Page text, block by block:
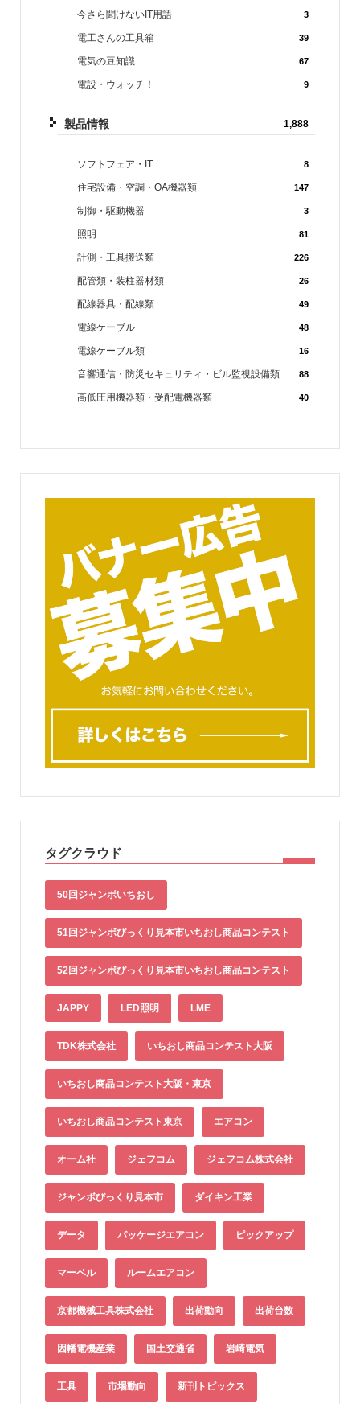
今さら聞けないIT用語 3
電工さんの工具箱 39
電気の豆知識 67
電設・ウォッチ！ 9
製品情報 1,888
ソフトフェア・IT 8
住宅設備・空調・OA機器類 147
制御・駆動機器 3
照明 81
計測・工具搬送類 226
配管類・装柱器材類 26
配線器具・配線類 49
電線ケーブル 48
電線ケーブル類 16
音響通信・防災セキュリティ・ビル監視設備類 88
高低圧用機器類・受配電機器類 40
タグクラウド
50回ジャンボいちおし
51回ジャンボびっくり見本市いちおし商品コンテスト
52回ジャンボびっくり見本市いちおし商品コンテスト
JAPPY LED照明 LME
TDK株式会社 いちおし商品コンテスト大阪
いちおし商品コンテスト大阪・東京
いちおし商品コンテスト東京 エアコン
オーム社 ジェフコム ジェフコム株式会社
ジャンボびっくり見本市 ダイキン工業
データ パッケージエアコン ピックアップ
マーベル ルームエアコン
京都機械工具株式会社 出荷動向 出荷台数
因幡電機産業 国土交通省 岩崎電気
工具 市場動向 新刊トピックス